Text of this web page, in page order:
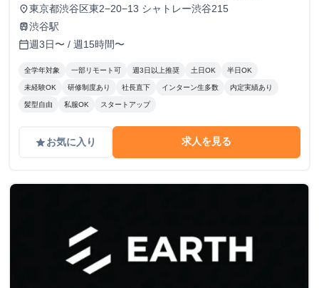
place東京都渋谷区東2−20−13 シャトレー渋谷215
train渋谷駅
calendar_today週3日〜 / 週15時間〜
全学年対象 一部リモート可 週3日以上推奨 土日OK 半日OK
未経験OK 研修制度あり 社長直下 インターン生多数 内定実績あり
髪型自由 私服OK スタートアップ
gradeお気に入り 求人を見る